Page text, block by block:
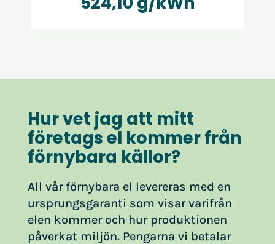
Hur vet jag att mitt
företags el kommer från
förnybara källor?
All vår förnybara el levereras med en
ursprungsgaranti som visar varifrån
elen kommer och hur produktionen
påverkat miljön. Pengarna vi betalar